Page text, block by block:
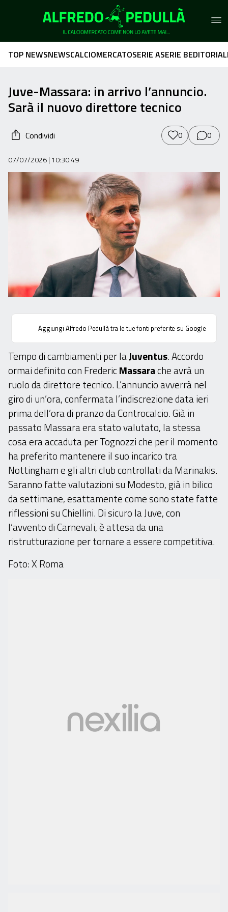
TOP NEWSNEWSCALCIOMERCATOSERIE ASERIE B
Juve-Massara: in arrivo l’annuncio.
Sarà il nuovo direttore tecnico
Condividi 0 0
07/07/2026| 10:30:49
Aggiungi Alfredo Pedullà tra le tue fonti preferite su Google
Tempo di cambiamenti per laJuventus. Accordo
ormai definito con FredericMassarache avrà un
ruolo da direttore tecnico. L’annuncio avverrà nel
giro di un’ora, confermata l’indiscrezione data ieri
prima dell’ora di pranzo da Controcalcio. Già in
passato Massara era stato valutato, la stessa
cosa era accaduta per Tognozzi che per il momento
ha preferito mantenere il suo incarico tra
Nottingham e gli altri club controllati da Marinakis.
Saranno fatte valutazioni su Modesto, già in bilico
da settimane, esattamente come sono state fatte
riflessioni su Chiellini. Di sicuro la Juve, con
l’avvento di Carnevali, è attesa da una
ristrutturazione per tornare a essere competitiva.
Foto: X Roma